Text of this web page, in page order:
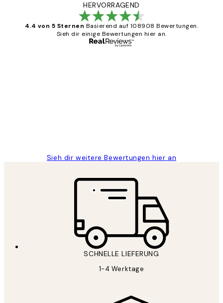
HERVORRAGEND
4.4 von 5 Sternen Basierend auf 108908 Bewertungen.
Sieh dir einige Bewertungen hier an.
Sieh dir weitere Bewertungen hier an
SCHNELLE LIEFERUNG
1-4 Werktage